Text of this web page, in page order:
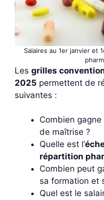
Salaires au 1er janvier et
Les grilles
2025 permettent de
suivantes :
Combien
de maîtrise ?
Quelle est l’
répartition
Combien peut
sa formation et
Quel est le